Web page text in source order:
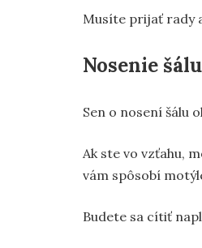
Musíte prijať rady
Nosenie
Sen o nosení šálu
Ak ste vo vzťahu,
vám spôsobí
Budete sa cítiť